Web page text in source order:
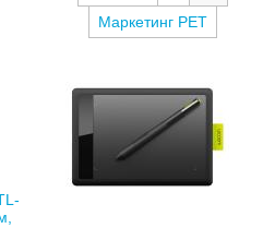
Маркетинг РЕТ